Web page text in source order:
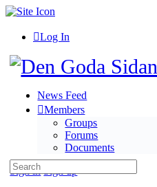
Toggle
Panel
Log In
Toggle
Side
News Feed
Members
Groups
Forums
Documents
More
Sign in Sign up
Search
for: